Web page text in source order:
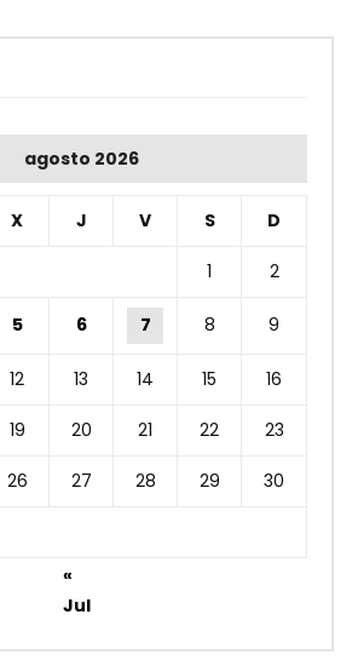
agosto 2026
X J V S D
1 2
5 6 7 8 9
12 13 14 15 16
19 20 21 22 23
26 27 28 29 30
«
Jul